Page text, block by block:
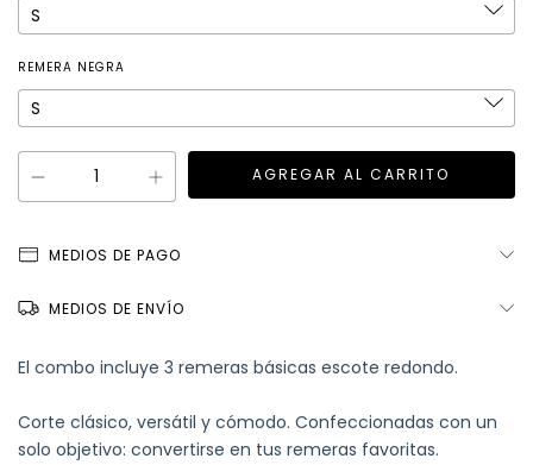
REMERA NEGRA
MEDIOS DE PAGO
MEDIOS DE ENVÍO
El combo incluye 3 remeras básicas escote redondo.
Corte clásico, versátil y cómodo. Confeccionadas con un
solo objetivo: convertirse en tus remeras favoritas.